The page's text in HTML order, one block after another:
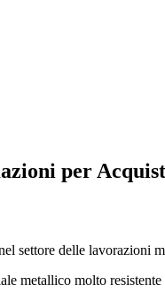
per
settore delle lavorazioni
metallico molto